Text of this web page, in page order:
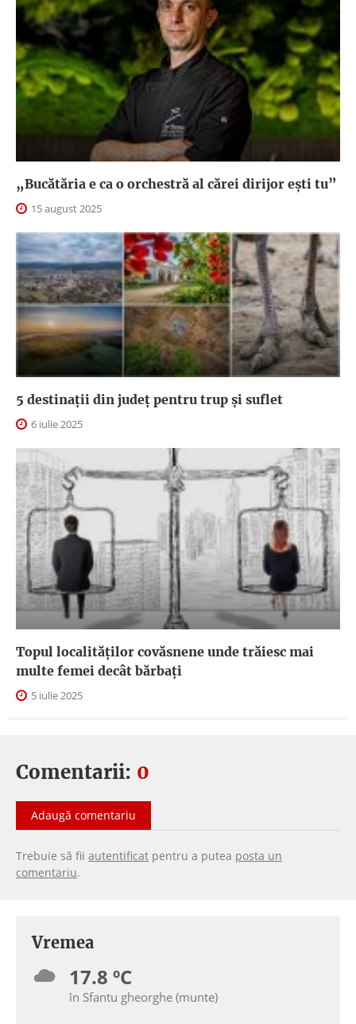
„Bucătăria e ca o orchestră al cărei dirijor ești tu”
15 august 2025
5 destinații din județ pentru trup și suflet
6 iulie 2025
Topul localităților covăsnene unde trăiesc mai
multe femei decât bărbați
5 iulie 2025
Comentarii: 0
Adaugă comentariu
Trebuie să fii autentificat pentru a putea posta un
comentariu.
Vremea
17.8 ºC
în Sfantu gheorghe (munte)